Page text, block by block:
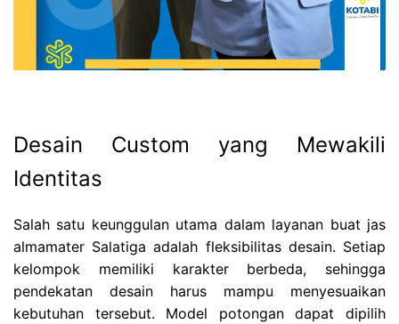
Desain Custom yang Mewakili
Identitas
Salah satu keunggulan utama dalam layanan buat jas
almamater Salatiga adalah fleksibilitas desain. Setiap
kelompok memiliki karakter berbeda, sehingga
pendekatan desain harus mampu menyesuaikan
kebutuhan tersebut. Model potongan dapat dipilih